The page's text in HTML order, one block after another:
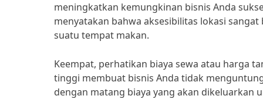
meningkatkan kemungkinan bisnis Anda
menyatakan bahwa aksesibilitas lokasi
suatu tempat makan.
Keempat, perhatikan biaya sewa atau harga
tinggi membuat bisnis Anda tidak
dengan matang biaya yang akan dikeluarkan